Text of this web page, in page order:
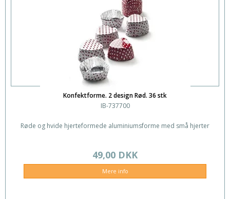
Konfektforme. 2 design Rød. 36 stk
IB-737700
Røde og hvide hjerteformede aluminiumsforme med små hjerter
49,00 DKK
Mere info